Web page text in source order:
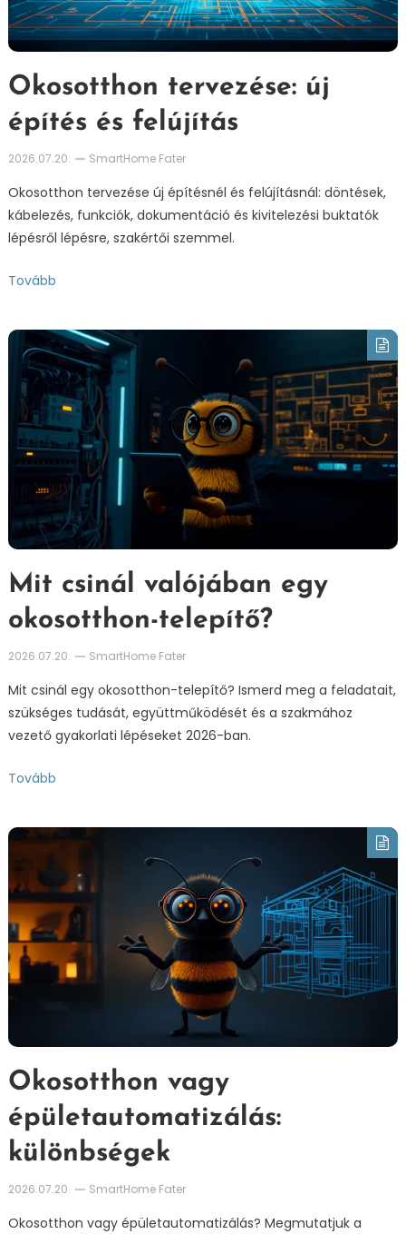
Okosotthon tervezése: új
építés és felújítás
2026.07.20. SmartHome Fater
Okosotthon tervezése új építésnél és felújításnál: döntések,
kábelezés, funkciók, dokumentáció és kivitelezési buktatók
lépésről lépésre, szakértői szemmel.
Tovább
Mit csinál valójában egy
okosotthon-telepítő?
2026.07.20. SmartHome Fater
Mit csinál egy okosotthon-telepítő? Ismerd meg a feladatait,
szükséges tudását, együttműködését és a szakmához
vezető gyakorlati lépéseket 2026-ban.
Tovább
Okosotthon vagy
épületautomatizálás:
különbségek
2026.07.20. SmartHome Fater
Okosotthon vagy épületautomatizálás? Megmutatjuk a